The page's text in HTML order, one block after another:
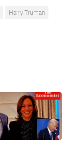
Harry Truman